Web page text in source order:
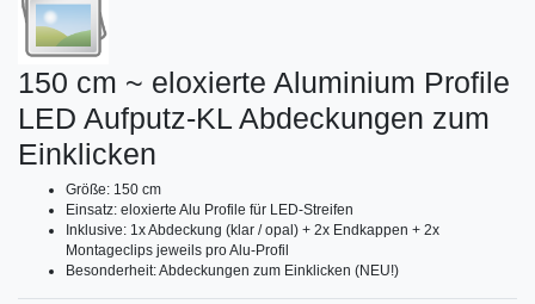
150 cm ~ eloxierte Aluminium Profile
LED Aufputz-KL Abdeckungen zum
Einklicken
Größe: 150 cm
Einsatz: eloxierte Alu Profile für LED-Streifen
Inklusive: 1x Abdeckung (klar / opal) + 2x Endkappen + 2x
Montageclips jeweils pro Alu-Profil
Besonderheit: Abdeckungen zum Einklicken (NEU!)